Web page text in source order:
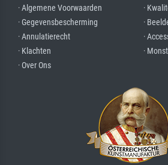
· Algemene Voorwaarden
· Gegevensbescherming
· Annulatierecht
· Klachten
· Over Ons
·
·
·
·